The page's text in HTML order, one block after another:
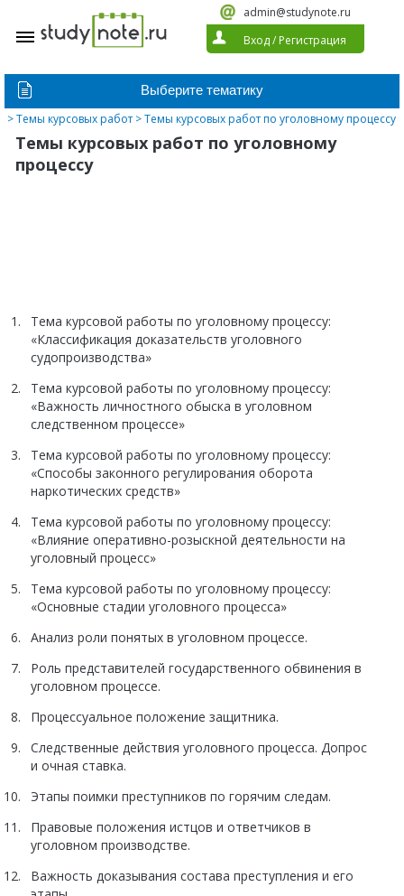
admin@studynote.ru
Вход/ Регистрация
>Темы курсовых работ > Темы курсовых работ по уголовному процессу
Темы курсовых работ по уголовному
процессу
Тема курсовой работы по уголовному процессу:
«Классификация доказательств уголовного
судопроизводства»
Тема курсовой работы по уголовному процессу:
«Важность личностного обыска в уголовном
следственном процессе»
Тема курсовой работы по уголовному процессу:
«Способы законного регулирования оборота
наркотических средств»
Тема курсовой работы по уголовному процессу:
«Влияние оперативно-розыскной деятельности на
уголовный процесс»
Тема курсовой работы по уголовному процессу:
«Основные стадии уголовного процесса»
Анализ роли понятых в уголовном процессе.
Роль представителей государственного обвинения в
уголовном процессе.
Процессуальное положение защитника.
Следственные действия уголовного процесса. Допрос
и очная ставка.
Этапы поимки преступников по горячим следам.
Правовые положения истцов и ответчиков в
уголовном производстве.
Важность доказывания состава преступления и его